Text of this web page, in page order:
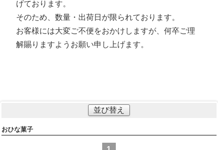
げております。
そのため、数量・出荷日が限られております。
お客様には大変ご不便をおかけしますが、何卒ご理
解賜りますようお願い申し上げます。
並び替え
おひな菓子